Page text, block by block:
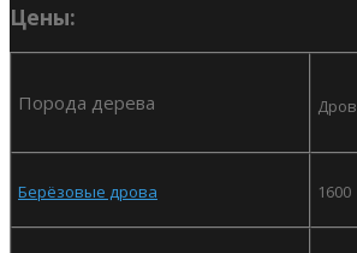
Цены:
Порода дерева
Берёзовые дрова 1600